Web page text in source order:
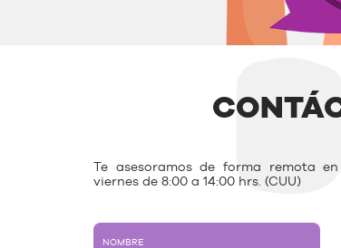
Te asesoramos de forma remota
viernes de 8:00 a 14:00 hrs. (CUU)